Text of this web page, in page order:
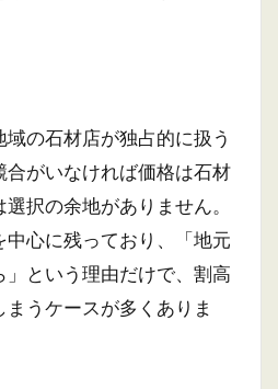
の石材店が独占的に扱う
がいなければ価格は石材
択の余地がありません。
中心に残っており、「地元
という理由だけで、割高
うケースが多くありま